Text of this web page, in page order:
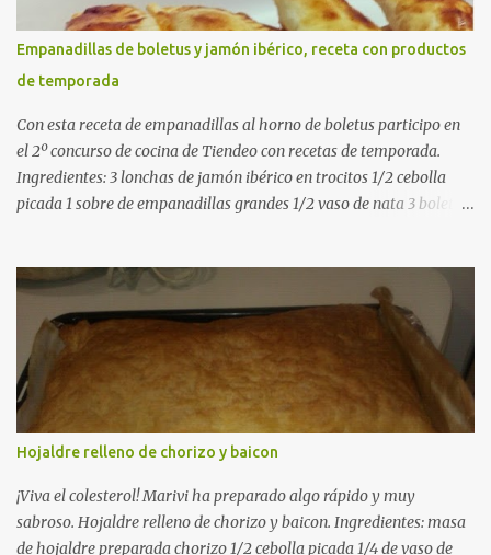
cuartos. Trocea las judías verdes. Reserva en agua con limón para
que no se oxiden. 2. Sofríe las carnes En la paellera, añade un buen
chorro de aceite de oliva y dora bien el pollo y las costillas a fuego
medio-alto. Este paso es clave: cuanto más dorado, más sabor ten...
Empanadillas de boletus y jamón ibérico, receta con productos
de temporada
Con esta receta de empanadillas al horno de boletus participo en
el 2º concurso de cocina de Tiendeo con recetas de temporada.
Ingredientes: 3 lonchas de jamón ibérico en trocitos 1/2 cebolla
picada 1 sobre de empanadillas grandes 1/2 vaso de nata 3 boletus
virgen para untar la bandeja de horno Elaboración: Precalentar el
horno a 200ºC .Picamos la cebolla y la doramos en una sartén
grande con el aceite de oliva virgen extra a fuego medio. A
continuación agregamos la nata y los boletus en trocitos
pequeños. Removemos bien y agregamos el jamón ibérico cortado
en trocitos. Picamos los huevos duros y los agregamos a la mezcla
dejamos reducir algo la nata para que espese. Rectificamos de sal.
Empezamos a rellenar las empanadillas de la mezcla anterior con
ayuda de una cuchara. Cerramos las empanadillas con ayuda de
u...
Hojaldre relleno de chorizo y baicon
¡Viva el colesterol! Marivi ha preparado algo rápido y muy
sabroso. Hojaldre relleno de chorizo y baicon. Ingredientes: masa
de hojaldre preparada chorizo 1/2 cebolla picada 1/4 de vaso de